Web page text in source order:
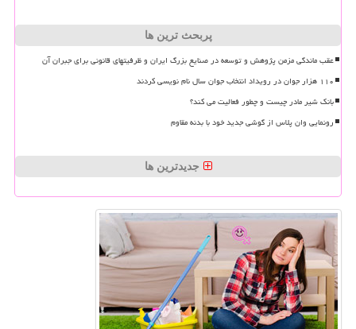
پربحث ترین ها
عقب ماندگی مزمن پژوهش و توسعه در صنایع بزرگ ایران و ظرفیتهای قانونی برای جبران آن
۱۱۰ هزار جوان در رویداد انتخاب جوان سال نام نویسی کردند
بانک شیر مادر چیست و چطور فعالیت می کند؟
رونمایی وان پلاس از گوشی جدید خود با بدنه مقاوم
جدیدترین ها